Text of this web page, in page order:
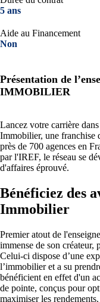
5 ans
Aide au Financement
Non
Présentation de
IMMOBILIER
Lancez votre carrière
Immobilier, une franchise
près de 700 agences en
par l'IREF, le réseau se
d'affaires éprouvé.
Bénéficiez des
Immobilier
Premier atout de
immense de son créateur,
Celui-ci dispose d’une
l’immobilier et a su
bénéficient en effet d'un
de pointe, conçus pour
maximiser les